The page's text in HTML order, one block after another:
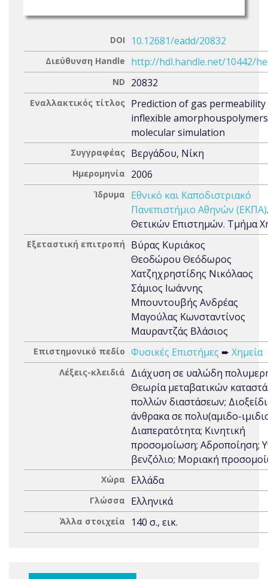
DOI 10.12681/eadd/20832
Διεύθυνση Handle http://hdl.handle.net/10442/
ND 20832
Εναλλακτικός τίτλος Prediction of gas
inflexible
molecular simulation
Συγγραφέας Βεργάδου, Νίκη
Ημερομηνία 2006
Ίδρυμα
Εθνικό και Καποδιστριακό
Πανεπιστήμιο Αθηνών (ΕΚΠΑ)
Θετικών Επιστημών. Τμήμα
Εξεταστική επιτροπή
Βύρας Κυριάκος
Θεοδώρου Θεόδωρος
Χατζηχρηστίδης Νικόλαος
Σάμιος Ιωάννης
Μπουντουβής Ανδρέας
Μαγούλας Κωνσταντίνος
Μαυραντζάς Βλάσιος
Επιστημονικό πεδίο Φυσικές Επιστήμες ➨ Χημεία
Λέξεις-κλειδιά
Διάχυση σε υαλώδη
Θεωρία μεταβατικών
πολλών διαστάσεων;
άνθρακα σε πολυ(αμιδο-
Διαπερατότητα; Κινητική
προσομοίωση; Αδροποίηση;
βενζόλιο; Μοριακή
Χώρα Ελλάδα
Γλώσσα Ελληνικά
Άλλα στοιχεία 140 σ., εικ.